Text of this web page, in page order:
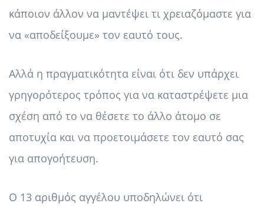
κάποιον άλλον να μαντέψει τι χρειαζόμαστε για
να «αποδείξουμε» τον εαυτό τους.
Αλλά η πραγματικότητα είναι ότι δεν υπάρχει
γρηγορότερος τρόπος για να καταστρέψετε μια
σχέση από το να θέσετε το άλλο άτομο σε
αποτυχία και να προετοιμάσετε τον εαυτό σας
για απογοήτευση.
Ο 13 αριθμός αγγέλου υποδηλώνει ότι